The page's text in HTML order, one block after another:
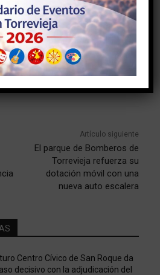
Artículo siguiente
El parque de Bomberos de
Torrevieja refuerza su
dotación móvil con una
nueva auto escalera
Centro Cívico de San Roque da
decisivo con la adjudicación del